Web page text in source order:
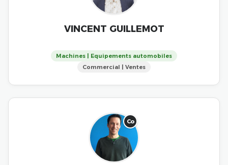
VINCENT GUILLEMOT
Machines | Equipements automobiles
Commercial | Ventes
Co